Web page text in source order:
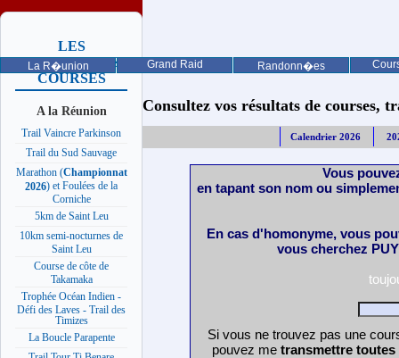
La R�union Grand Raid Randonn�es
LES
PROCHAINES
COURSES
A la Réunion
Trail Vaincre Parkinson
Trail du Sud Sauvage
Marathon (Championnat
2026) et Foulées de la
Corniche
5km de Saint Leu
10km semi-nocturnes de
Saint Leu
Course de côte de
Takamaka
Trophée Océan Indien -
Défi des Laves - Trail des
Timizes
La Boucle Parapente
Consultez vos résultats de courses,
Calendrier 2026
Vous
en tapant son nom ou
En cas d'homonyme, vous
vous cherchez
Si vous ne trouvez pas une
pouvez me transmettre